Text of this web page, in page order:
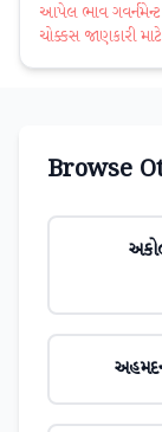
આપેલ ભાવ
ચોક્કસ જાણકારી
Browse